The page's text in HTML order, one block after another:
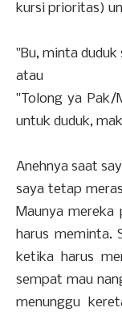
kursi prioritas)
"Bu, minta duduk
atau
"Tolong ya Pak/
untuk duduk,
Anehnya saat
saya tetap
Maunya mereka
harus meminta.
ketika harus
sempat mau
menunggu